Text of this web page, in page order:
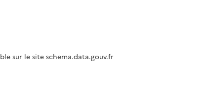
sur le site schema.data.gouv.fr